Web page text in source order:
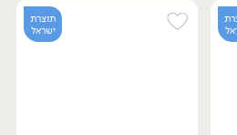
תוצרת
ישראל